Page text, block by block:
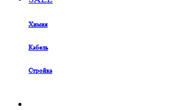
Химия
Кабель
Стройка